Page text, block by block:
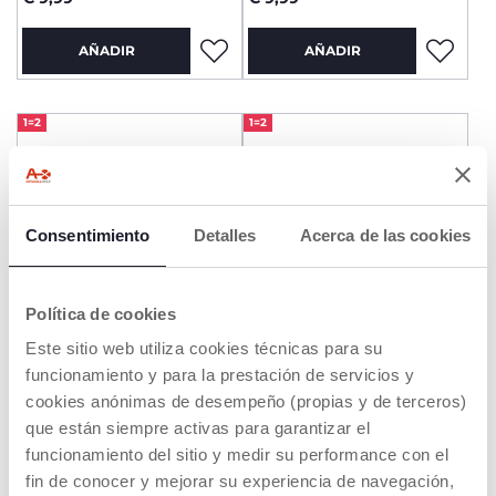
Consentimiento Detalles Acerca de las cookies
Política de cookies
Este sitio web utiliza cookies técnicas para su
funcionamiento y para la prestación de servicios y
cookies anónimas de desempeño (propias y de terceros)
que están siempre activas para garantizar el
funcionamiento del sitio y medir su performance con el
fin de conocer y mejorar su experiencia de navegación,
AÑADIR AÑADIR
1=2
Chupete PhysioForma®
SOFT 6-16m 2ud
1=2
CHUPETE PH. DUAL SOFT
ROSA 6-16M 2 UNIDADES
AÑADIR